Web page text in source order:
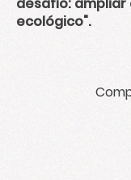
ecológico".